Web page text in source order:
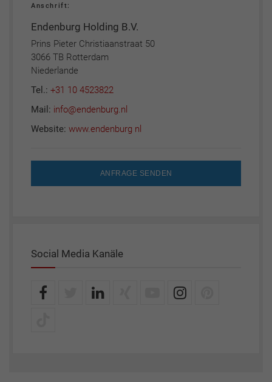
Anschrift:
Endenburg Holding B.V.
Prins Pieter Christiaanstraat 50
3066 TB Rotterdam
Niederlande
Tel.: +31 10 4523822
Mail: info@endenburg.nl
Website: www.endenburg nl
ANFRAGE SENDEN
Social Media Kanäle